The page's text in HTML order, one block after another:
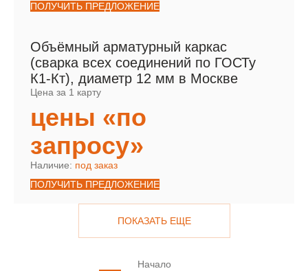
ПОЛУЧИТЬ ПРЕДЛОЖЕНИЕ
Объёмный арматурный каркас
(сварка всех соединений по ГОСТу
К1-Кт), диаметр 12 мм в Москве
Цена за 1 карту
цены «по
запросу»
Наличие: под заказ
ПОЛУЧИТЬ ПРЕДЛОЖЕНИЕ
ПОКАЗАТЬ ЕЩЕ
Начало